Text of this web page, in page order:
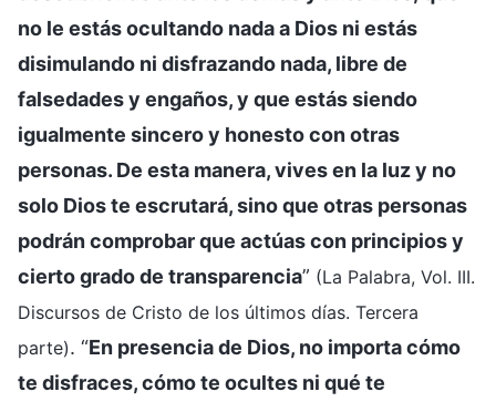
no le estás ocultando nada a Dios ni estás
disimulando ni disfrazando nada, libre de
falsedades y engaños, y que estás siendo
igualmente sincero y honesto con otras
personas. De esta manera, vives en la luz y no
solo Dios te escrutará, sino que otras personas
podrán comprobar que actúas con principios y
cierto grado de transparencia” (La Palabra, Vol. III.
Discursos de Cristo de los últimos días. Tercera
parte). “En presencia de Dios, no importa cómo
te disfraces, cómo te ocultes ni qué te